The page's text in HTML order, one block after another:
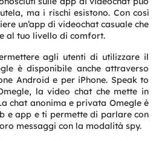
ma i rischi esistono. Con così
un’app di videochat casuale che
al tuo livello di comfort.
agli utenti di utilizzare il
è disponibile anche attraverso
Android e per iPhone. Speak to
la video chat che mette in
chat anonima e privata Omegle è
e app e ti permette di parlare con
messaggi con la modalità spy.